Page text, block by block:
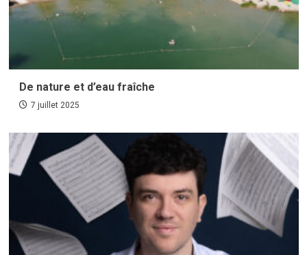
De nature et d’eau fraîche
7 juillet 2025